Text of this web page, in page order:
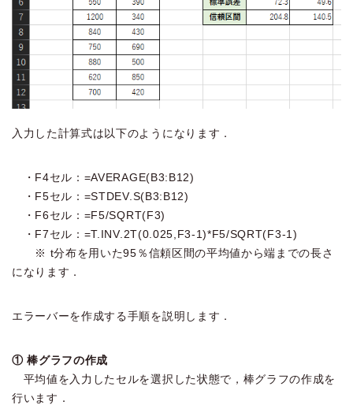
入力した計算式は以下のようになります．
・F4セル：=AVERAGE(B3:B12)
・F5セル：=STDEV.S(B3:B12)
・F6セル：=F5/SQRT(F3)
・F7セル：=T.INV.2T(0.025,F3-1)*F5/SQRT(F3-1)
※ t分布を用いた95％信頼区間の平均値から端までの長さ
になります．
エラーバーを作成する手順を説明します．
① 棒グラフの作成
平均値を入力したセルを選択した状態で，棒グラフの作成を
行います．